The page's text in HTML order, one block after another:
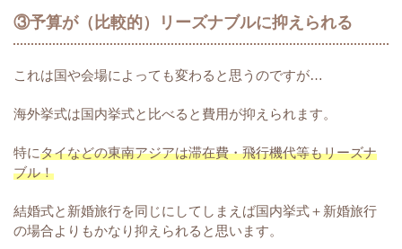
③予算が（比較的）リーズナブルに抑えられる
これは国や会場によっても変わると思うのですが…
海外挙式は国内挙式と比べると費用が抑えられます。
特にタイなどの東南アジアは滞在費・飛行機代等もリーズナ
ブル！
結婚式と新婚旅行を同じにしてしまえば国内挙式＋新婚旅行
の場合よりもかなり抑えられると思います。